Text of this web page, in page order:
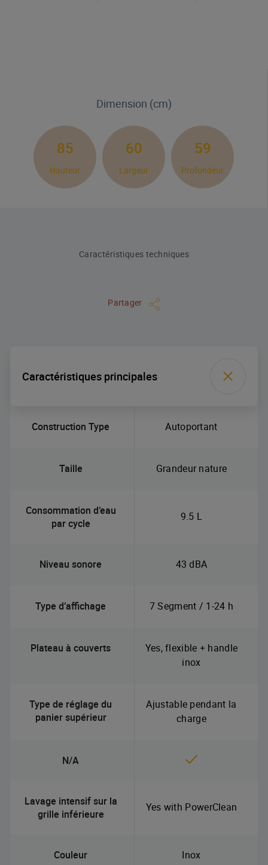
Dimension (cm)
85
Hauteur
60
Largeur
59
Profondeur
Caractéristiques techniques
Partager
Caractéristiques principales
Construction Type Autoportant
Taille Grandeur nature
Consommation d’eau
par cycle
9.5 L
Niveau sonore 43 dBA
Type d’affichage 7 Segment / 1-24 h
Plateau à couverts
Yes, flexible + handle
inox
Type de réglage du
panier supérieur
Ajustable pendant la
charge
N/A
Lavage intensif sur la
grille inférieure
Yes with PowerClean
Couleur Inox